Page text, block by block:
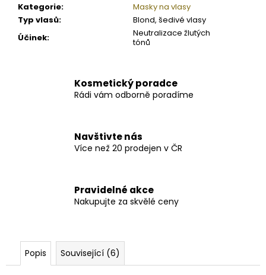
Kategorie:
Masky na vlasy
Typ vlasů:
Blond, šedivé vlasy
Účinek:
Neutralizace žlutých
tónů
Kosmetický poradce
Rádi vám odborně poradíme
Navštivte nás
Více než 20 prodejen v ČR
Pravidelné akce
Nakupujte za skvělé ceny
Popis Související (6)